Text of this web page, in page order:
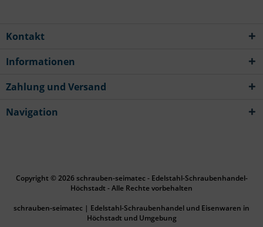
Kontakt
Informationen
Zahlung und Versand
Navigation
Copyright © 2026 schrauben-seimatec - Edelstahl-Schraubenhandel-
Höchstadt - Alle Rechte vorbehalten
schrauben-seimatec | Edelstahl-Schraubenhandel und Eisenwaren in
Höchstadt und Umgebung